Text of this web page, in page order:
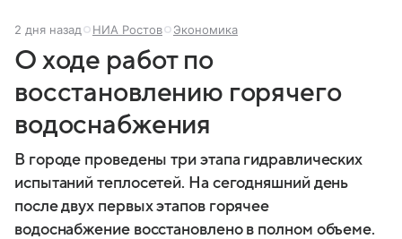
2 дня назад НИА Ростов Экономика
О ходе работ по
восстановлению горячего
водоснабжения
В городе проведены три этапа гидравлических
испытаний теплосетей. На сегодняшний день
после двух первых этапов горячее
водоснабжение восстановлено в полном объеме.